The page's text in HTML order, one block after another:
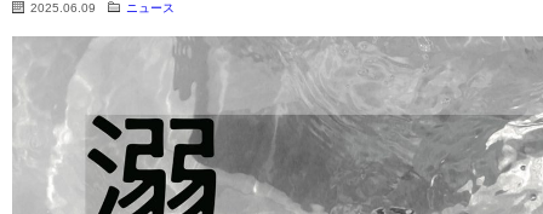
2025.06.09 ニュース